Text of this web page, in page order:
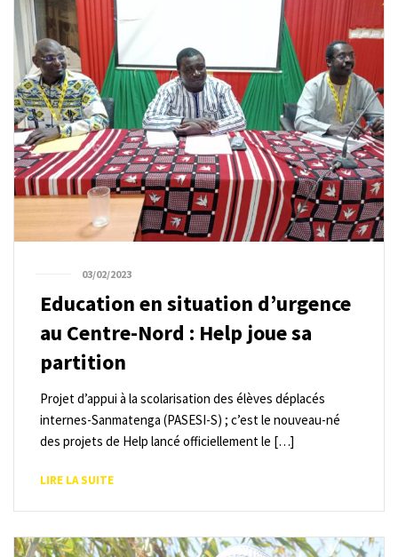
03/02/2023
Education en situation d’urgence
au Centre-Nord : Help joue sa
partition
Projet d’appui à la scolarisation des élèves déplacés
internes-Sanmatenga (PASESI-S) ; c’est le nouveau-né
des projets de Help lancé officiellement le […]
LIRE LA SUITE